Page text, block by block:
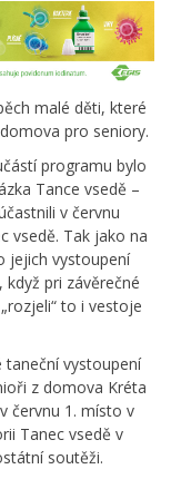
programu bylo
Tance vsedě –
v červnu
vsedě. Tak jako na
jejich vystoupení
pri závěrečné
to i vestoje